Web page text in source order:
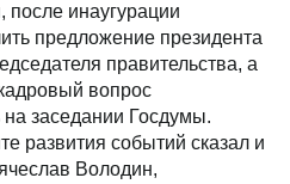
после инаугурации
предложение президента
правительства, а
вопрос
на заседании Госдумы.
развития событий сказал и
Володин,